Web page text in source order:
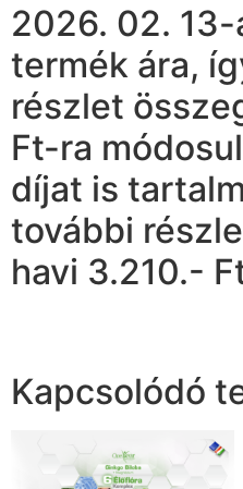
2026. 02.
termék ára,
részlet
Ft-ra
díjat is
további
havi 3.210.-
Kapcsolódó